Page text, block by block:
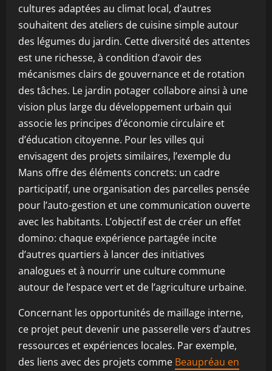
cultures adaptées au climat local, d’autres
souhaitent des ateliers de cuisine simple autour
des légumes du jardin. Cette diversité des attentes
est une richesse, à condition d’avoir des
mécanismes clairs de gouvernance et de rotation
des tâches. Le jardin potager collabore ainsi à une
vision plus large du développement urbain qui
associe les principes d’économie circulaire et
d’éducation citoyenne. Pour les villes qui
envisagent des projets similaires, l’exemple du
Mans offre des éléments concrets: un cadre
participatif, une organisation des parcelles pensée
pour l’auto-gestion et une communication ouverte
avec les habitants. L’objectif est de créer un effet
domino: chaque expérience partagée incite
d’autres quartiers à lancer des initiatives
analogues et à nourrir une culture commune
autour de l’espace vert et de l’agriculture urbaine.
Concernant les opportunités de maillage interne,
ce projet peut devenir une passerelle vers d’autres
ressources et expériences locales. Par exemple,
des liens avec des projets comme Beaupréau en